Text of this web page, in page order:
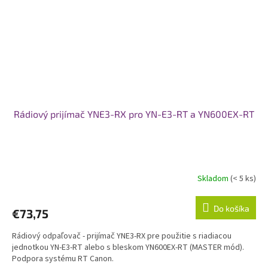
Rádiový prijímač YNE3-RX pro YN-E3-RT a YN600EX-RT
Skladom (< 5 ks)
€73,75 Do košíka
Rádiový odpaľovač - prijímač YNE3-RX pre použitie s riadiacou
jednotkou YN-E3-RT alebo s bleskom YN600EX-RT (MASTER mód).
Podpora systému RT Canon.